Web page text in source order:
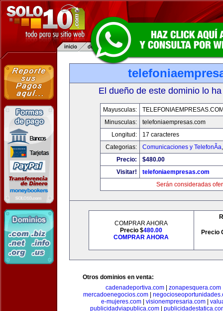
El dueño de este dominio lo
Mayusculas:
Minusculas:
telefoniaempresas.com
Longitud:
17 caracteres
Categorias:
Comunicaciones y TelefonÃ­a
Precio:
$480.00
Visitar!
telefoniaempresas.com
Serán consideradas
COMPRAR AHORA
Precio $480.00
COMPRAR AHORA
Precio
Otros dominios en venta:
cadenadeportiva.com
zonapesquera.com
mercadoenegocios.com
e-mujeres.com
visionempresaria.com
publicidadviapublica.com